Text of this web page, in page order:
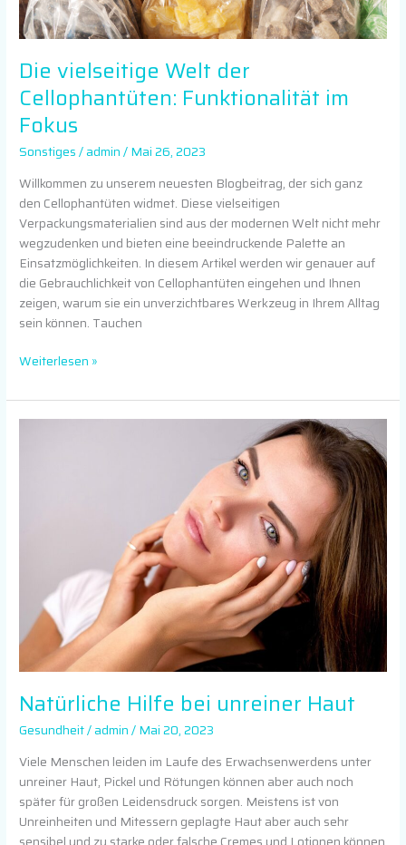
Die vielseitige Welt der
Cellophantüten: Funktionalität im
Fokus
Sonstiges/admin/Mai 26, 2023
Willkommen zu unserem neuesten Blogbeitrag, der sich ganz
den Cellophantüten widmet. Diese vielseitigen
Verpackungsmaterialien sind aus der modernen Welt nicht mehr
wegzudenken und bieten eine beeindruckende Palette an
Einsatzmöglichkeiten. In diesem Artikel werden wir genauer auf
die Gebrauchlichkeit von Cellophantüten eingehen und Ihnen
zeigen, warum sie ein unverzichtbares Werkzeug in Ihrem Alltag
sein können. Tauchen
Weiterlesen »
Natürliche Hilfe bei unreiner Haut
Gesundheit/admin/Mai 20, 2023
Viele Menschen leiden im Laufe des Erwachsenwerdens unter
unreiner Haut, Pickel und Rötungen können aber auch noch
später für großen Leidensdruck sorgen. Meistens ist von
Unreinheiten und Mitessern geplagte Haut aber auch sehr